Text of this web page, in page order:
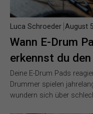
Wann E-Drum
erkennst du
Luca Schroeder August
Deine E-Drum Pads
Drummer spielen
wundern sich über